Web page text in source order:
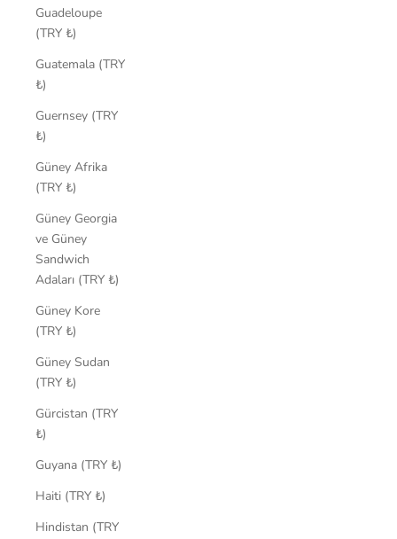
Guadeloupe
(TRY ₺)
Guatemala (TRY
₺)
Guernsey (TRY
₺)
Güney Afrika
(TRY ₺)
Güney Georgia
ve Güney
Sandwich
Adaları (TRY ₺)
Güney Kore
(TRY ₺)
Güney Sudan
(TRY ₺)
Gürcistan (TRY
₺)
Guyana (TRY ₺)
Haiti (TRY ₺)
Hindistan (TRY